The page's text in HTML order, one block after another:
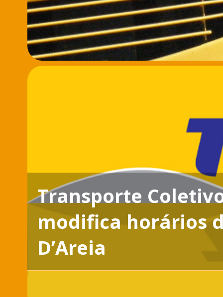
Transporte
modifica horários
D’Areia